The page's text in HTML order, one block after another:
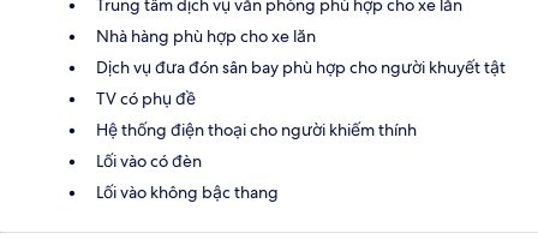
Trung tâm dịch vụ văn phòng phù hợp cho xe lăn
Nhà hàng phù hợp cho xe lăn
Dịch vụ đưa đón sân bay phù hợp cho người khuyết tật
TV có phụ đề
Hệ thống điện thoại cho người khiếm thính
Lối vào có đèn
Lối vào không bậc thang